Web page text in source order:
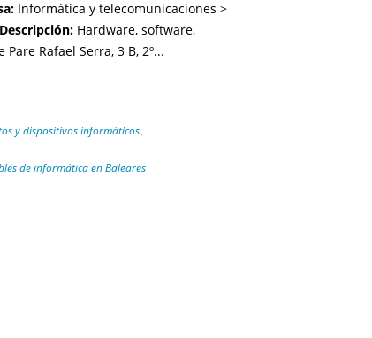
Informática y telecomunicaciones >
Descripción:Hardware, software,
Pare Rafael Serra, 3 B, 2º...
y dispositivos informáticos ,
de informática en Baleares